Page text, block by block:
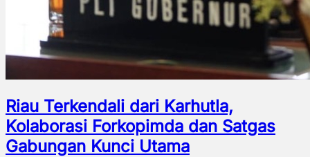
Riau Terkendali dari Karhutla,
Kolaborasi Forkopimda dan Satgas
Gabungan Kunci Utama